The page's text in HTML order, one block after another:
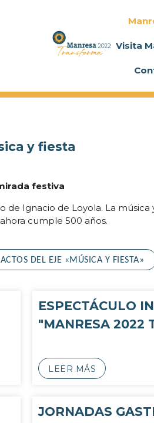
Visita
y fiesta
festiva
Ignacio de Loyola. La
cumple 500 años.
DEL EJE «MÚSICA Y FIESTA»
ESPECTÁCULO
"MANRESA 2022
LEER MÁS
JORNADAS